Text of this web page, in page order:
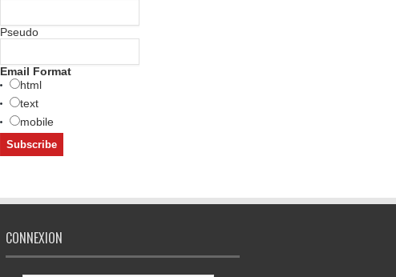
Pseudo
Email Format
html
text
mobile
CONNEXION